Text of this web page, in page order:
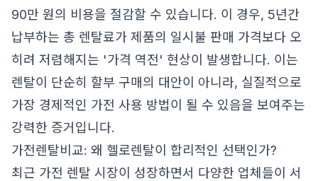
90만 원의 비용을 절감할 수 있습니다. 이 경우, 5년간
납부하는 총 렌탈료가 제품의 일시불 판매 가격보다 오
히려 저렴해지는 '가격 역전' 현상이 발생합니다. 이는
렌탈이 단순히 할부 구매의 대안이 아니라, 실질적으로
가장 경제적인 가전 사용 방법이 될 수 있음을 보여주는
강력한 증거입니다.
가전렌탈비교: 왜 헬로렌탈이 합리적인 선택인가?
최근 가전 렌탈 시장이 성장하면서 다양한 업체들이 서